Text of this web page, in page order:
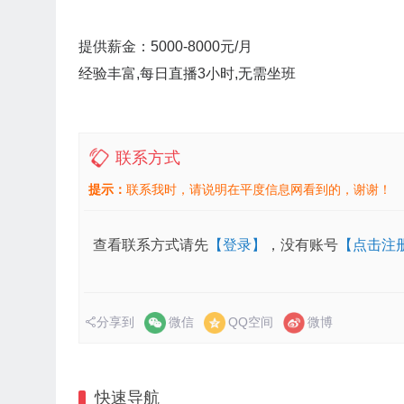
提供薪金：5000-8000元/月
经验丰富,每日直播3小时,无需坐班
联系方式
提示： 联系我时，请说明在平度信息网看到的，谢谢！
查看联系方式请先 【登录】 ，没有账号 【点击注
分享到 微信 QQ空间 微博
快速导航